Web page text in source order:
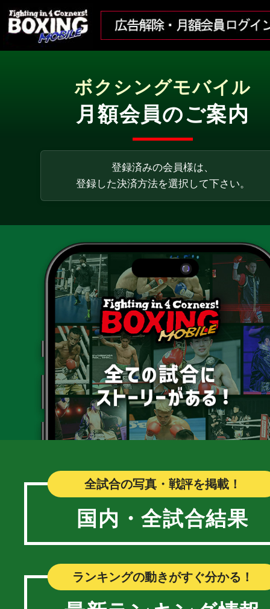
ボクシングモバイル
月額会員のご案内
登録済みの会員様は、
登録した決済方法を選択して下さい。
全試合の写真・戦評を掲載！
国内・全試合結果
ランキングの動きがすぐ分かる！